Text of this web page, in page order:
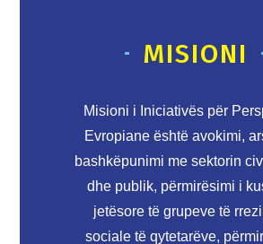
MISIONI
Misioni i Iniciativës për
Evropiane është avokimi,
bashkëpunimi me sektorin
dhe publik, përmirësimi i
jetësore të grupeve të
sociale të qytetarëve,